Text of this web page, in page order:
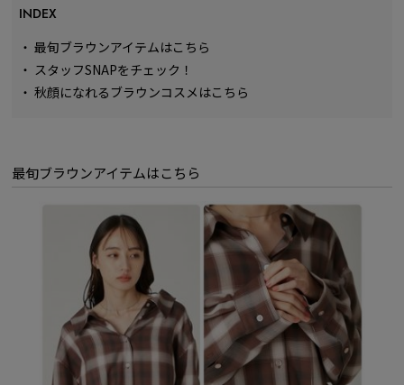
INDEX
・ 最旬ブラウンアイテムはこちら
・ スタッフSNAPをチェック！
・ 秋顔になれるブラウンコスメはこちら
最旬ブラウンアイテムはこちら